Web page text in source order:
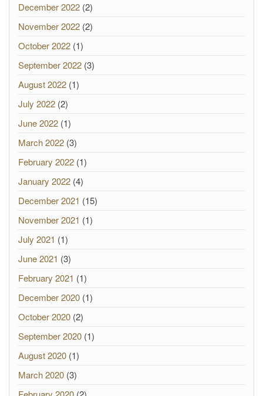
December 2022 (2)
November 2022 (2)
October 2022 (1)
September 2022 (3)
August 2022 (1)
July 2022 (2)
June 2022 (1)
March 2022 (3)
February 2022 (1)
January 2022 (4)
December 2021 (15)
November 2021 (1)
July 2021 (1)
June 2021 (3)
February 2021 (1)
December 2020 (1)
October 2020 (2)
September 2020 (1)
August 2020 (1)
March 2020 (3)